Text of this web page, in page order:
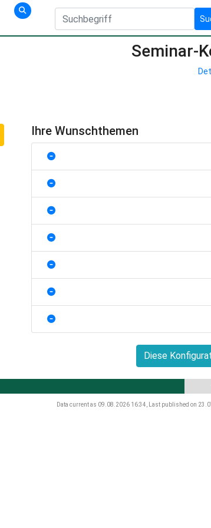
Seminar-
Ihre Wunschthemen
Diese
Data current as 09.08.2026 16:34, Last published on